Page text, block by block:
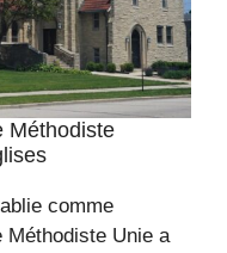
Méthodiste
comme
Méthodiste Unie a